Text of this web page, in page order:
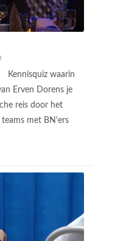
Kennisquiz waarin
Erven Dorens je
reis door het
teams met BN'ers